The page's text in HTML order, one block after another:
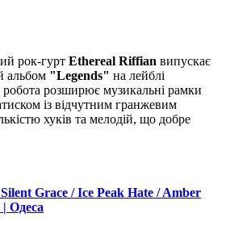
рок-гурт Ethereal Riffian випускає
альбом "Legends" на лейблі
розширює музикальні рамки
із відчутним гранжевим
хуків та мелодій, що добре
Grace / Ice Peak Hate / Amber
Одеса